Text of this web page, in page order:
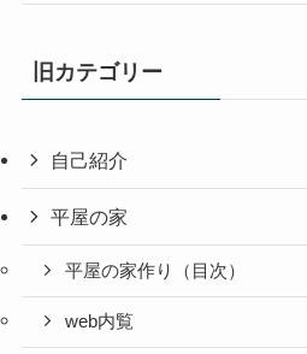
旧カテゴリー
自己紹介
平屋の家
平屋の家作り（目次）
web内覧